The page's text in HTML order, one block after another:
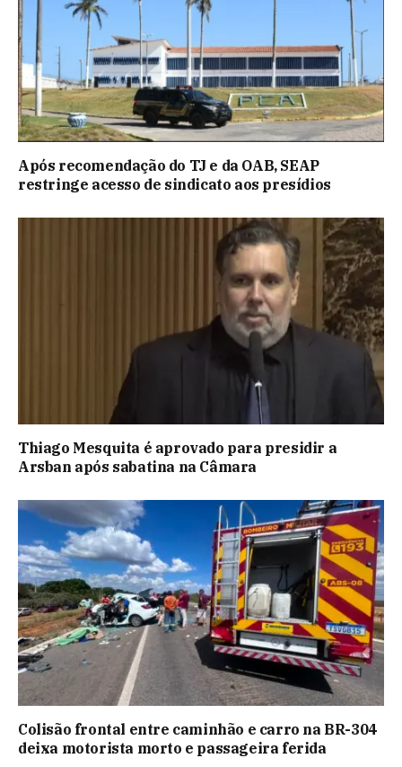
Após recomendação do TJ e da OAB, SEAP
restringe acesso de sindicato aos presídios
Thiago Mesquita é aprovado para presidir a
Arsban após sabatina na Câmara
Colisão frontal entre caminhão e carro na BR-304
deixa motorista morto e passageira ferida